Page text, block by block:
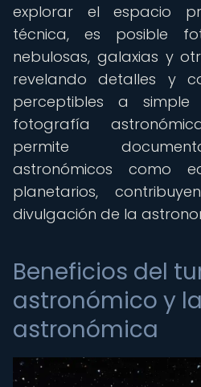
explorar el espacio
técnica, es posible
nebulosas, galaxias y
revelando detalles y
perceptibles a
fotografía
permite
astronómicos como
planetarios,
divulgación de la
Beneficios del
astronómico y
astronómica